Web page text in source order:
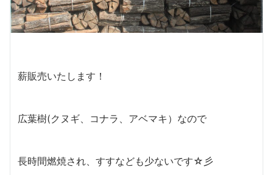
薪販売いたします！
広葉樹(クヌギ、コナラ、アベマキ）なので
長時間燃焼され、すすなども少ないです☆彡